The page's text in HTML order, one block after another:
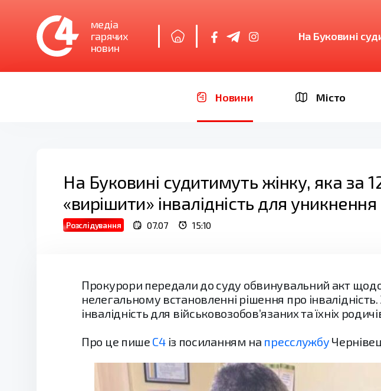
медіа
гарячих
новин
На Буковині
Новини Місто
На Буковині судитимуть жінку, яка за
«вирішити» інвалідність для уникнення
Розслідування 07.07 15:10
Прокурори передали до суду обвинувальний акт
нелегальному встановленні рішення про
інвалідність для військовозобов’язаних та їхніх
Про це пише C4із посиланням на пресслужбу